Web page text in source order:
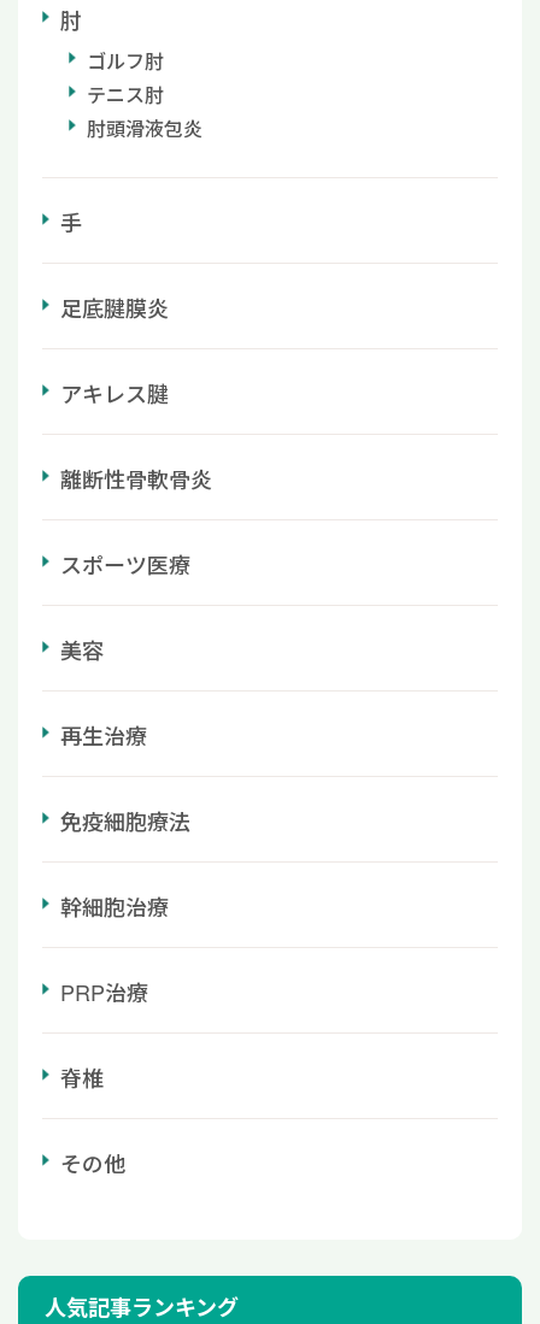
肘
ゴルフ肘
テニス肘
肘頭滑液包炎
手
足底腱膜炎
アキレス腱
離断性骨軟骨炎
スポーツ医療
美容
再生治療
免疫細胞療法
幹細胞治療
PRP治療
脊椎
その他
人気記事ランキング